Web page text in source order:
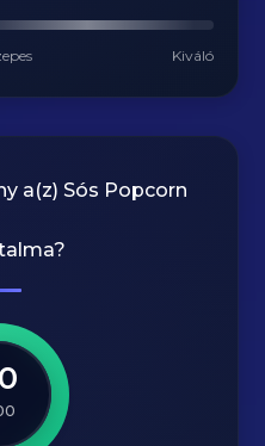
Kiváló
a(z) Sós Popcorn